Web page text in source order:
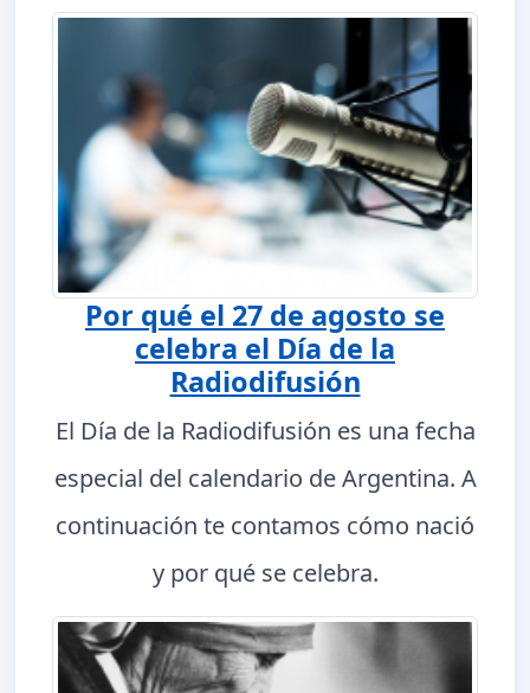
Por qué el 27 de agosto se
celebra el Día de la
Radiodifusión
El Día de la Radiodifusión es una fecha
especial del calendario de Argentina. A
continuación te contamos cómo nació
y por qué se celebra.